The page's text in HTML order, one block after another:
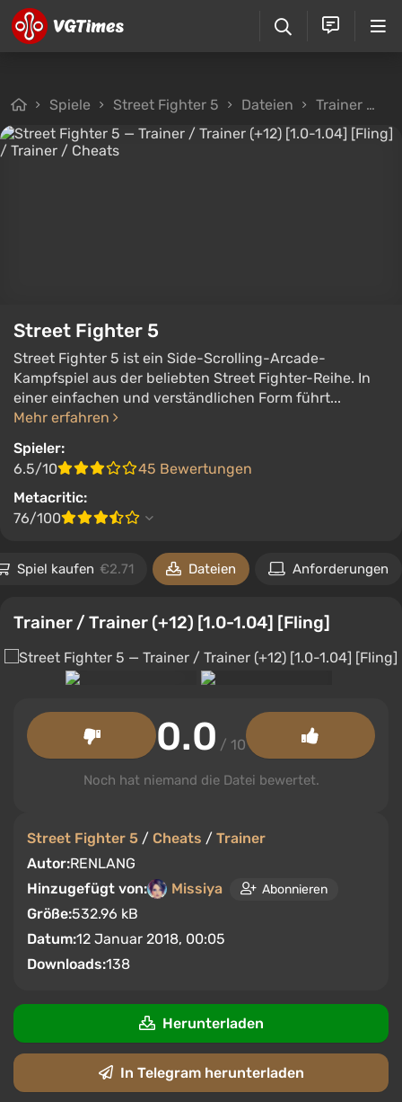
Spiele Street Fighter 5 Dateien Trainer
Street Fighter 5
Street Fighter 5 ist ein Side-Scrolling-Arcade-
Kampfspiel aus der beliebten Street Fighter-Reihe. In
einer einfachen und verständlichen Form führt...
Mehr erfahren
Spieler:
6.5/10
45 Bewertungen
Metacritic:
76/100
Spiel kaufen €2.71 Dateien Anforderungen
Trainer / Trainer (+12) [1.0-1.04] [Fling]
Street Fighter 5 / Cheats / Trainer
Autor:RENLANG
Hinzugefügt von:
Missiya Abonnieren
Größe:532.96 kB
Datum:12 Januar 2018, 00:05
Downloads:138
0.0 / 10
Noch hat niemand die Datei bewertet.
Herunterladen
In Telegram herunterladen